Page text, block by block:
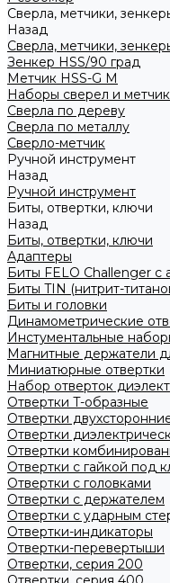
Сверла, метчики,
Назад
Сверла, метчики,
Зенкер HSS/90 град
Метчик HSS-G М
Наборы сверел и
Сверла по дереву
Сверла по металлу
Сверло-метчик
Ручной инструмент
Назад
Ручной инструмент
Биты, отвертки, ключи
Назад
Биты, отвертки, ключи
Адаптеры
Биты FELO Challenger с
Биты TIN (нитрит-
Биты и головки
Динамометрические
Инстументальные
Магнитные держатели
Миниатюрные отвертки
Набор отверток
Отвертки T-образные
Отвертки
Отвертки
Отвертки
Отвертки с гайкой под
Отвертки с головками
Отвертки с держателем
Отвертки с ударным
Отвертки-индикаторы
Отвертки-перевертыши
Отвертки, серия 200